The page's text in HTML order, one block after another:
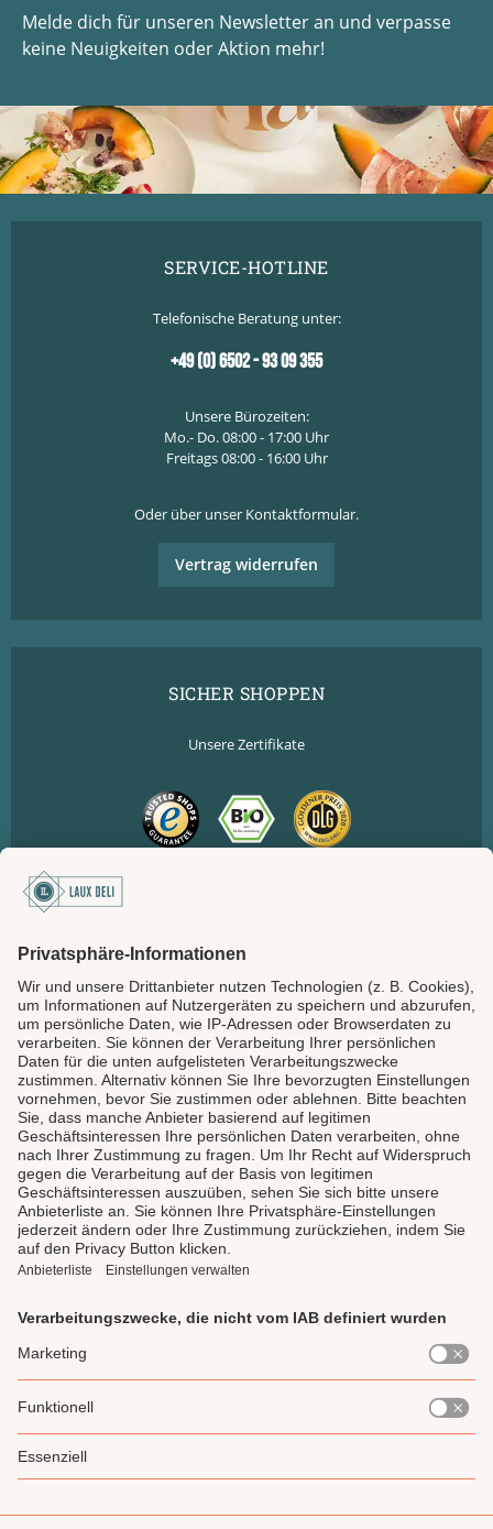
Melde dich für unseren Newsletter an und verpasse
keine Neuigkeiten oder Aktion mehr!
SERVICE-HOTLINE
Telefonische Beratung unter:
+49 (0) 6502 - 93 09 355
Unsere Bürozeiten:
Mo.- Do. 08:00 - 17:00 Uhr
Freitags 08:00 - 16:00 Uhr
Oder über unser Kontaktformular.
Vertrag widerrufen
SICHER SHOPPEN
Unsere Zertifikate
SICHER BEZAHLEN
LAUX DELI
SERVICE
GENIESSEN
UNSERE LIEBLINGE
Impressum Datenschutz AGB
Widerrufsrecht